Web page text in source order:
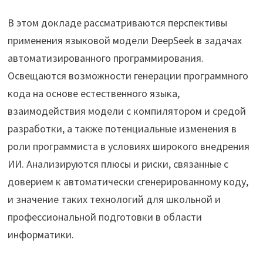
В этом докладе рассматриваются перспективы
применения языковой модели DeepSeek в задачах
автоматизированного программирования.
Освещаются возможности генерации программного
кода на основе естественного языка,
взаимодействия модели с компилятором и средой
разработки, а также потенциальные изменения в
роли программиста в условиях широкого внедрения
ИИ. Анализируются плюсы и риски, связанные с
доверием к автоматически сгенерированному коду,
и значение таких технологий для школьной и
профессиональной подготовки в области
информатики.